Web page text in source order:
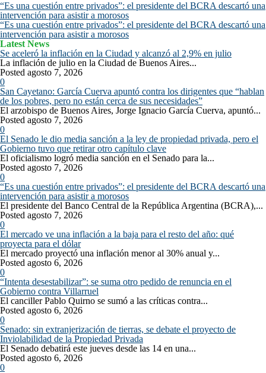
“Es una cuestión entre privados”: el presidente del BCRA descartó una
intervención para asistir a morosos
“Es una cuestión entre privados”: el presidente del BCRA descartó una
intervención para asistir a morosos
Latest News
Se aceleró la inflación en la Ciudad y alcanzó al 2,9% en julio
La inflación de julio en la Ciudad de Buenos Aires...
Posted agosto 7, 2026
0
San Cayetano: García Cuerva apuntó contra los dirigentes que “hablan
de los pobres, pero no están cerca de sus necesidades”
El arzobispo de Buenos Aires, Jorge Ignacio García Cuerva, apuntó...
Posted agosto 7, 2026
0
El Senado le dio media sanción a la ley de propiedad privada, pero el
Gobierno tuvo que retirar otro capítulo clave
El oficialismo logró media sanción en el Senado para la...
Posted agosto 7, 2026
0
“Es una cuestión entre privados”: el presidente del BCRA descartó una
intervención para asistir a morosos
El presidente del Banco Central de la República Argentina (BCRA),...
Posted agosto 7, 2026
0
El mercado ve una inflación a la baja para el resto del año: qué
proyecta para el dólar
El mercado proyectó una inflación menor al 30% anual y...
Posted agosto 6, 2026
0
“Intenta desestabilizar”: se suma otro pedido de renuncia en el
Gobierno contra Villarruel
El canciller Pablo Quirno se sumó a las críticas contra...
Posted agosto 6, 2026
0
Senado: sin extranjerización de tierras, se debate el proyecto de
Inviolabilidad de la Propiedad Privada
El Senado debatirá este jueves desde las 14 en una...
Posted agosto 6, 2026
0